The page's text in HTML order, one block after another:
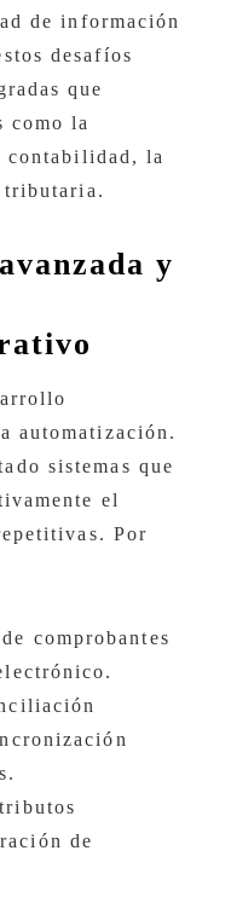
de información
desafíos
que
como la
la
tributaria.
y
automatización.
sistemas que
el
Por
comprobantes
de